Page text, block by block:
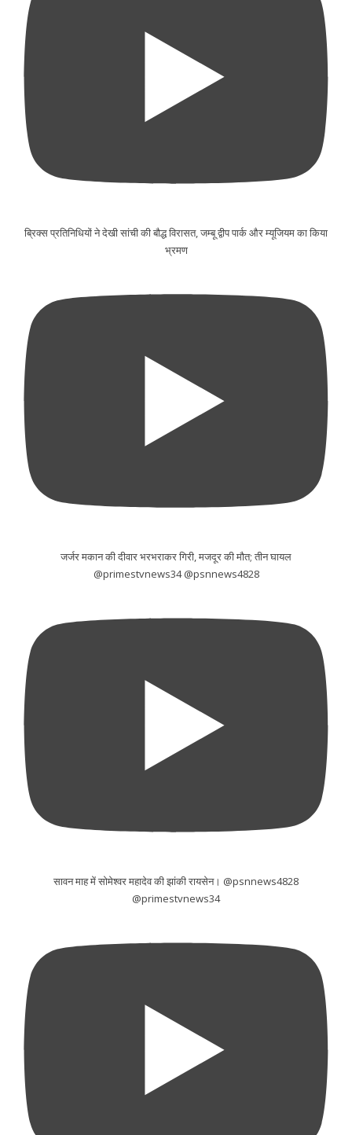
ब्रिक्स प्रतिनिधियों ने देखी सांची की बौद्ध विरासत, जम्बू द्वीप पार्क और म्यूजियम का किया
भ्रमण
जर्जर मकान की दीवार भरभराकर गिरी, मजदूर की मौत; तीन घायल
@primestvnews34 @psnnews4828
सावन माह में सोमेश्वर महादेव की झांकी रायसेन। @psnnews4828
@primestvnews34